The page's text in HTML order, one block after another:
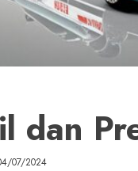
dan
07/2024